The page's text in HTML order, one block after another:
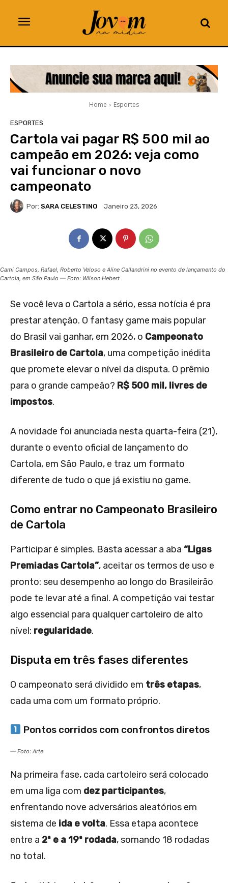
Home Esportes
ESPORTES
Cartola vai pagar R$ 500 mil ao
campeão em 2026: veja como
vai funcionar o novo
campeonato
Por: SARA CELESTINO Janeiro 23, 2026
Cami Campos, Rafael, Roberto Veloso e Aline Callandrini no evento de lançamento do
Cartola, em São Paulo — Foto: Wilson Hebert
Se você leva o Cartola a sério, essa notícia é pra
prestar atenção. O fantasy game mais popular
do Brasil vai ganhar, em 2026, o Campeonato
Brasileiro de Cartola, uma competição inédita
que promete elevar o nível da disputa. O prêmio
para o grande campeão? R$ 500 mil, livres de
impostos.
A novidade foi anunciada nesta quarta-feira (21),
durante o evento oficial de lançamento do
Cartola, em São Paulo, e traz um formato
diferente de tudo o que já existiu no game.
Como entrar no Campeonato Brasileiro
de Cartola
Participar é simples. Basta acessar a aba “Ligas
Premiadas Cartola”, aceitar os termos de uso e
pronto: seu desempenho ao longo do Brasileirão
pode te levar até a final. A competição vai testar
algo essencial para qualquer cartoleiro de alto
nível: regularidade.
Disputa em três fases diferentes
O campeonato será dividido em três etapas,
cada uma com um formato próprio.
Pontos corridos com confrontos diretos
— Foto: Arte
Na primeira fase, cada cartoleiro será colocado
em uma liga com dez participantes,
enfrentando nove adversários aleatórios em
sistema de ida e volta. Essa etapa acontece
entre a 2ª e a 19ª rodada, somando 18 rodadas
no total.